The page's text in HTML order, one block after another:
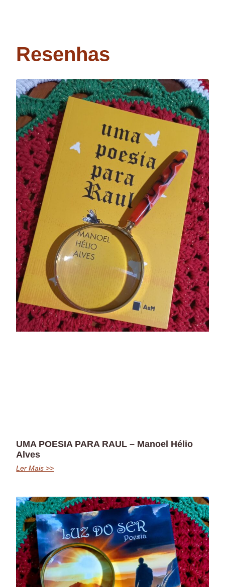
Resenhas
UMA POESIA PARA RAUL – Manoel Hélio
Alves
Ler Mais >>